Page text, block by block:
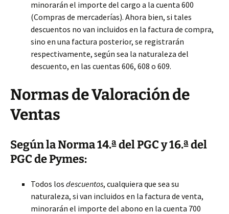
minorarán el importe del cargo a la cuenta 600
(Compras de mercaderías). Ahora bien, si tales
descuentos no van incluidos en la factura de compra,
sino en una factura posterior, se registrarán
respectivamente, según sea la naturaleza del
descuento, en las cuentas 606, 608 o 609.
Normas de Valoración de
Ventas
Según la Norma 14.ª del PGC y 16.ª del
PGC de Pymes:
Todos los descuentos, cualquiera que sea su
naturaleza, si van incluidos en la factura de venta,
minorarán el importe del abono en la cuenta 700